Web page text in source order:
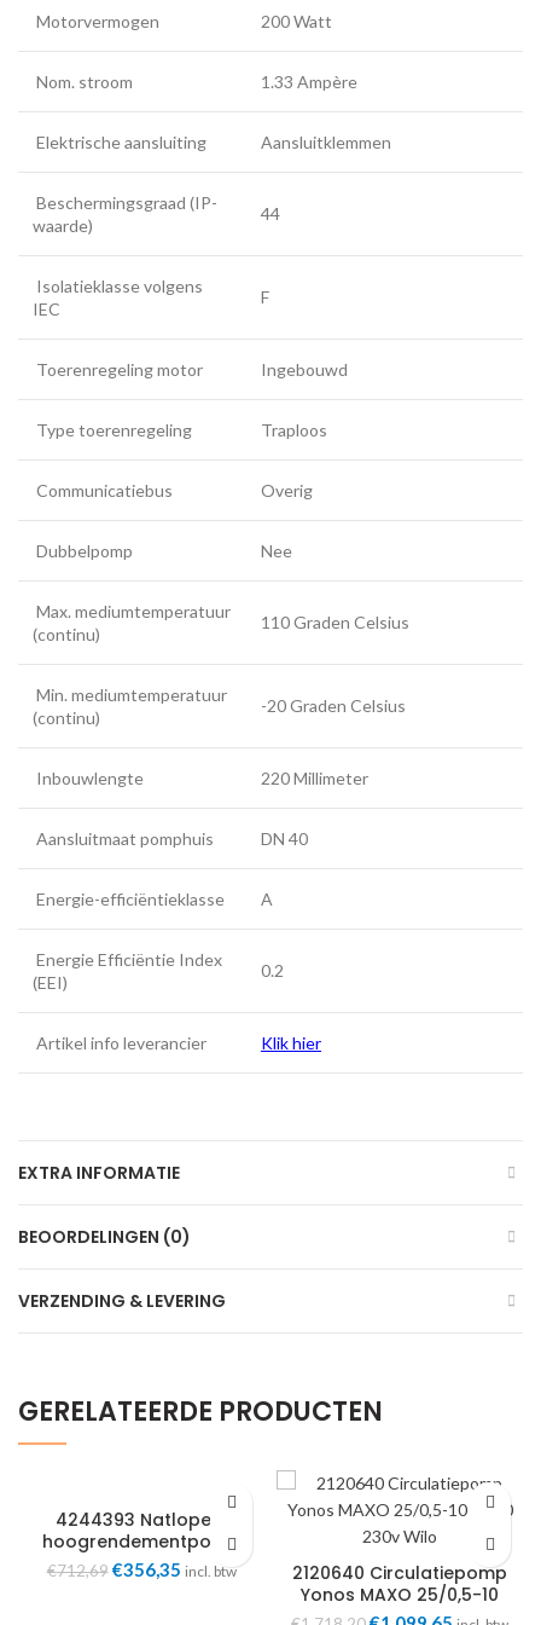
Motorvermogen 200 Watt
Nom. stroom 1.33 Ampère
Elektrische aansluiting Aansluitklemmen
Beschermingsgraad (IP-
waarde)
44
Isolatieklasse volgens
IEC
F
Toerenregeling motor Ingebouwd
Type toerenregeling Traploos
Communicatiebus Overig
Dubbelpomp Nee
Max. mediumtemperatuur
(continu)
110 Graden Celsius
Min. mediumtemperatuur
(continu)
-20 Graden Celsius
Inbouwlengte 220 Millimeter
Aansluitmaat pomphuis DN 40
Energie-efficiëntieklasse A
Energie Efficiëntie Index
(EEI)
0.2
Artikel info leverancier Klik hier
EXTRA INFORMATIE
BEOORDELINGEN (0)
VERZENDING & LEVERING
GERELATEERDE PRODUCTEN
4244393 Natloper-
hoogrendementpomp
Stratos PICO 25/0,5-4,
G11/2 Wilo
€712,69 Oorspronkelijke
€356,35Huidige
incl. btw
2120640 Circulatiepomp
Yonos MAXO 25/0,5-10
PN10 230v Wilo